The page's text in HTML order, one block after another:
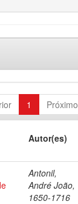
1 Próximo
Autor(es)
Antonil,
André João,
1650-1716